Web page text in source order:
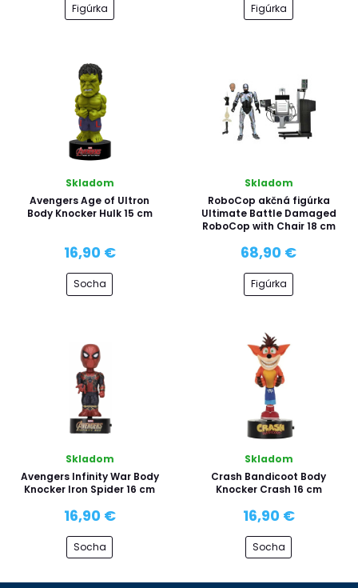
Figúrka Figúrka
Skladom
Avengers Age of Ultron
Body Knocker Hulk 15 cm
16,90 €
Socha
Skladom
RoboCop akčná figúrka
Ultimate Battle Damaged
RoboCop with Chair 18 cm
68,90 €
Figúrka
Skladom
Avengers Infinity War Body
Knocker Iron Spider 16 cm
16,90 €
Socha
Skladom
Crash Bandicoot Body
Knocker Crash 16 cm
16,90 €
Socha